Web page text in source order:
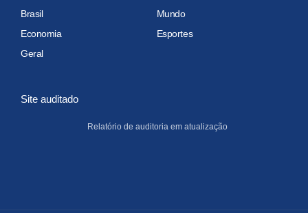
Brasil
Mundo
Economia
Esportes
Geral
Site auditado
Relatório de auditoria em atualização